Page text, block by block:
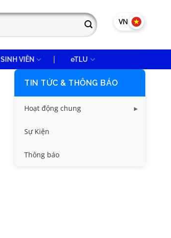
VN EN
SINH VIÊN eTLU
TIN TỨC & THÔNG BÁO
Hoạt động chung
Tin công tác sinh viên
Tin đào tạo
Sự Kiện
Thông báo